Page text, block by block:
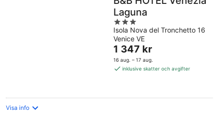
Laguna
3
out
of
5
Isola Nova del Tronchetto 16
Venice VE
Priset
är
1 347 kr
1 347 kr
16 aug. – 17 aug.
inklusive skatter och avgifter
Visa info